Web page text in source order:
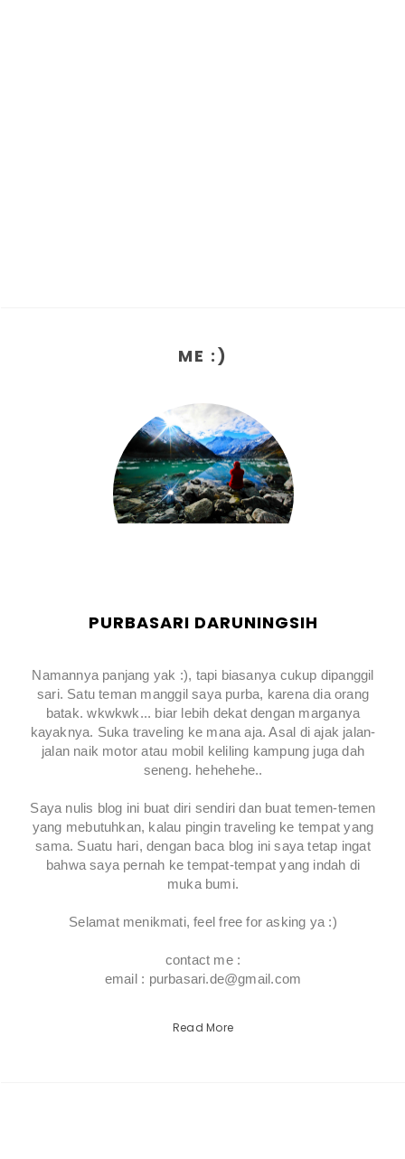
ME :)
PURBASARI DARUNINGSIH
Namannya panjang yak :), tapi biasanya cukup dipanggil
sari. Satu teman manggil saya purba, karena dia orang
batak. wkwkwk... biar lebih dekat dengan marganya
kayaknya. Suka traveling ke mana aja. Asal di ajak jalan-
jalan naik motor atau mobil keliling kampung juga dah
seneng. hehehehe..
Saya nulis blog ini buat diri sendiri dan buat temen-temen
yang mebutuhkan, kalau pingin traveling ke tempat yang
sama. Suatu hari, dengan baca blog ini saya tetap ingat
bahwa saya pernah ke tempat-tempat yang indah di
muka bumi.
Selamat menikmati, feel free for asking ya :)
contact me :
email : purbasari.de@gmail.com
Read More